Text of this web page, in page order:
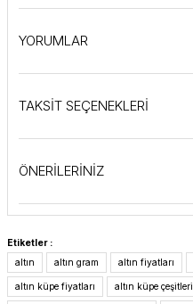
YORUMLAR
TAKSİT SEÇENEKLERİ
ÖNERİLERİNİZ
Etiketler :
altın
altın gram altın fiyatları
altın küpe fiyatları altın küpe çeşitleri